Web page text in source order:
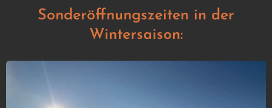
Sonderöffnungszeiten in der
Wintersaison: